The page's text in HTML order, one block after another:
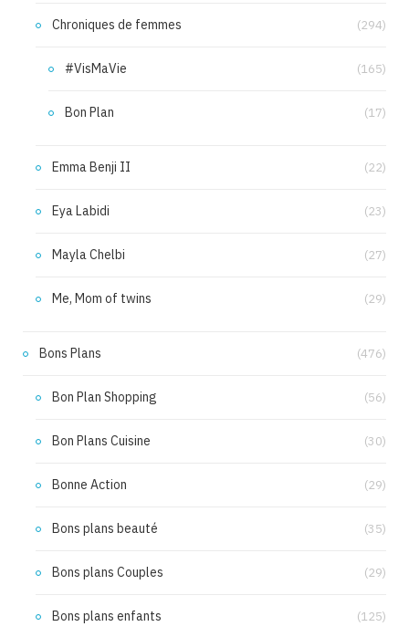
Chroniques de femmes (294)
#VisMaVie (165)
Bon Plan (17)
Emma Benji II (22)
Eya Labidi (23)
Mayla Chelbi (27)
Me, Mom of twins (29)
Bons Plans (476)
Bon Plan Shopping (56)
Bon Plans Cuisine (30)
Bonne Action (29)
Bons plans beauté (35)
Bons plans Couples (29)
Bons plans enfants (125)